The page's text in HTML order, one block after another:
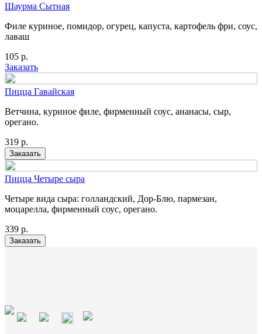
Шаурма Сытная
Филе куриное, помидор, огурец, капуста, картофель фри, соус,
лаваш
105 р.
Заказать
Пицца Гавайская
Ветчина, куриное филе, фирменный соус, ананасы, сыр,
орегано.
319 р.
Заказать
Пицца Четыре сыра
Четыре вида сыра: голландский, Дор-Блю, пармезан,
моцарелла, фирменный соус, орегано.
339 р.
Заказать